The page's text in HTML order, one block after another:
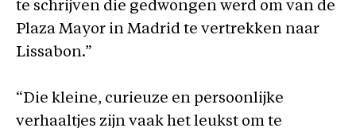
te schrijven die gedwongen werd om van de
Plaza Mayor in Madrid te vertrekken naar
Lissabon.”
“Die kleine, curieuze en persoonlijke
verhaaltjes zijn vaak het leukst om te